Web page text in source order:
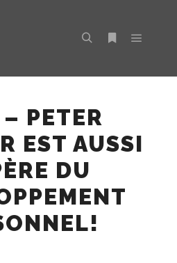
PETER
EST AUSSI
DU